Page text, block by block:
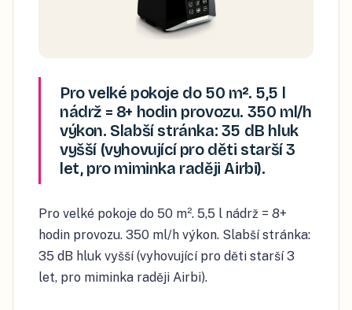
Pro velké pokoje do 50 m². 5,5 l
nádrž = 8+ hodin provozu. 350 ml/h
výkon. Slabší stránka: 35 dB hluk
vyšší (vyhovující pro děti starší 3
let, pro miminka raději Airbi).
Pro velké pokoje do 50 m². 5,5 l nádrž = 8+
hodin provozu. 350 ml/h výkon. Slabší stránka:
35 dB hluk vyšší (vyhovující pro děti starší 3
let, pro miminka raději Airbi).